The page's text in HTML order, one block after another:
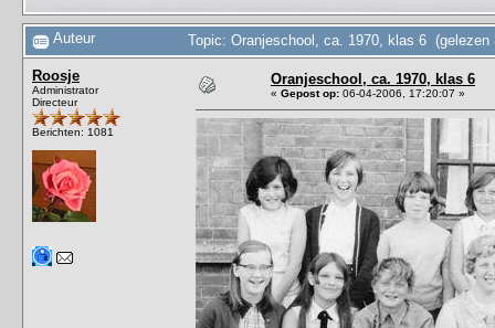
Auteur Topic: Oranjeschool, ca. 1970, klas 6 (gelezen
Roosje
Administrator
Directeur
Berichten: 1081
Oranjeschool, ca. 1970, klas 6
« Gepost op: 06-04-2006, 17:20:07 »